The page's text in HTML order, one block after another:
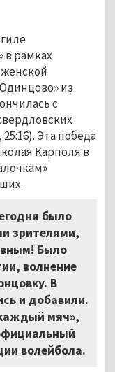
в рамках
из
с
25:16). Эта победа
Карполя в
было
зрителями,
Было
волнение
В
и добавили.
мяч»,
волейбола.